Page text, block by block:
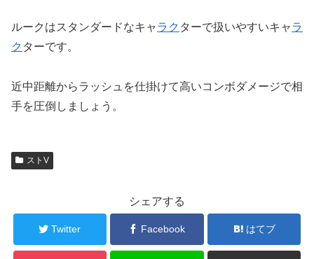
ルークはスタンダードなキャラク ターで扱いやすいキャラ
ク ターです。
近中距離からラッシュを仕掛けて高いコンボダメージで相
手を圧倒しましょう。
ストV
シェアする
Twitter Facebook はてブ